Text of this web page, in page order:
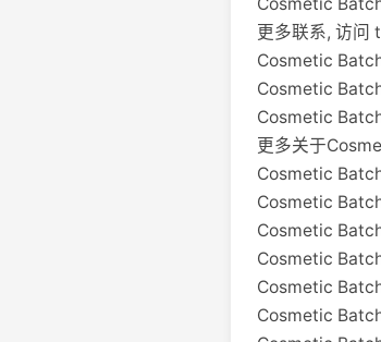
更多联系, 访
Cosmetic
Cosmetic
Cosmetic
更多关于
Cosmetic
Cosmetic
Cosmetic
Cosmetic
Cosmetic
Cosmetic